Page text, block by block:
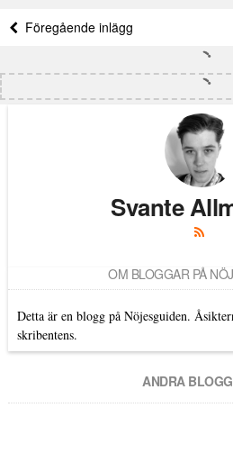
Föregående inlägg
Svante
OM BLOGGAR PÅ
Detta är en blogg på Nöjesguiden.
skribentens.
ANDRA